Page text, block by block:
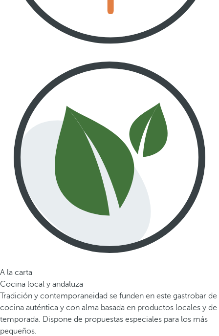
A la carta
Cocina local y andaluza
Tradición y contemporaneidad se funden en este gastrobar de
cocina auténtica y con alma basada en productos locales y de
temporada. Dispone de propuestas especiales para los más
pequeños.